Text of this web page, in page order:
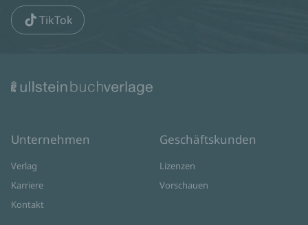
TikTok
Unternehmen
Verlag
Karriere
Kontakt
Geschäftskunden
Lizenzen
Vorschauen